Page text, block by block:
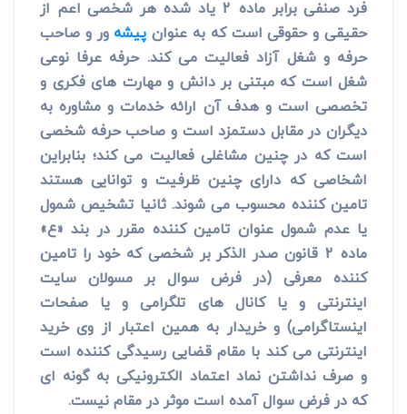
فرد صنفی برابر ماده 2 یاد شده هر شخصی اعم از
حقیقی و حقوقی است که به عنوانپیشه ور و صاحب
حرفه و شغل آزاد فعالیت می کند. حرفه عرفا نوعی
شغل است که مبتنی بر دانش و مهارت های فکری و
تخصصی است و هدف آن ارائه خدمات و مشاوره به
دیگران در مقابل دستمزد است و صاحب حرفه شخصی
است که در چنین مشاغلی فعالیت می کند؛ بنابراین
اشخاصی که دارای چنین ظرفیت و توانایی هستند
تامین کننده محسوب می شوند. ثانیا تشخیص شمول
یا عدم شمول عنوان تامین کننده مقرر در بند «ع»
ماده 2 قانون صدر الذکر بر شخصی که خود را تامین
کننده معرفی (در فرض سوال بر مسولان سایت
اینترنتی و یا کانال های تلگرامی و یا صفحات
اینستاگرامی) و خریدار به همین اعتبار از وی خرید
اینترنتی می کند با مقام قضایی رسیدگی کننده است
و صرف نداشتن نماد اعتماد الکترونیکی به گونه ای
که در فرض سوال آمده است موثر در مقام نیست.